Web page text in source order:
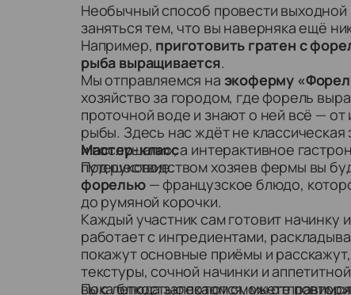
Необычный способ провести выходной
заняться тем, что вы наверняка ещё
Например, приготовить гратен с
рыба выращивается.
Мы отправляемся на экоферму
хозяйство за городом, где форель
проточной воде и знают о ней всё — от
рыбы. Здесь нас ждёт не классическая
и послушали», а интерактивное
путешествие.
Мастер-класс
Под руководством хозяев фермы вы
форелью— французское блюдо,
до румяной корочки.
Каждый участник сам готовит начинку
работает с ингредиентами,
покажут основные приёмы и
текстуры, сочной начинки и
вы с легкостью потом сможете
Пока блюда запекаются, мы